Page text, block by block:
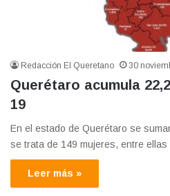
Redacción El Queretano 30
Querétaro acumula
19
En el estado de Querétaro se
se trata de 149 mujeres, entre
Leer más »